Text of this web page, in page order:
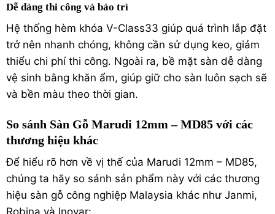
Dễ dàng thi công và bảo trì
Hệ thống hèm khóa V-Class33 giúp quá trình lắp đặt
trở nên nhanh chóng, không cần sử dụng keo, giảm
thiểu chi phí thi công. Ngoài ra, bề mặt sàn dễ dàng
vệ sinh bằng khăn ẩm, giúp giữ cho sàn luôn sạch sẽ
và bền màu theo thời gian.
So sánh Sàn Gỗ Marudi 12mm – MD85 với các
thương hiệu khác
Để hiểu rõ hơn về vị thế của Marudi 12mm – MD85,
chúng ta hãy so sánh sản phẩm này với các thương
hiệu sàn gỗ công nghiệp Malaysia khác như Janmi,